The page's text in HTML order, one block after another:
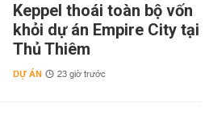
Keppel thoái toàn bộ vốn
khỏi dự án Empire City tại
Thủ Thiêm
DỰ ÁN 23 giờ trước